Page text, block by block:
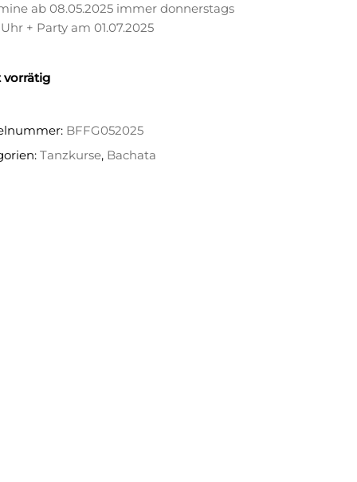
ab 08.05.2025 immer donnerstags
+ Party am 01.07.2025
vorrätig
BFFG052025
Tanzkurse, Bachata